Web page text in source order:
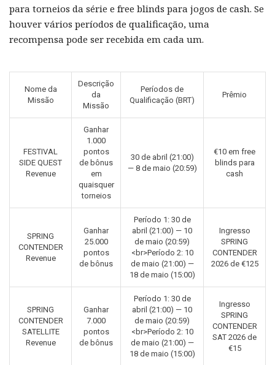
para torneios da série e free blinds para jogos de cash. Se
houver vários períodos de qualificação, uma
recompensa pode ser recebida em cada um.
Nome da
Missão
Descrição
da
Missão
Períodos de
Qualificação (BRT)
Prêmio
FESTIVAL
SIDE QUEST
Revenue
Ganhar
1.000
pontos
de bônus
em
quaisquer
torneios
30 de abril (21:00)
— 8 de maio (20:59)
€10 em free
blinds para
cash
SPRING
CONTENDER
Revenue
Ganhar
25.000
pontos
de bônus
Período 1: 30 de
abril (21:00) — 10
de maio (20:59)
<br>Período 2: 10
de maio (21:00) —
18 de maio (15:00)
Ingresso
SPRING
CONTENDER
2026 de €125
SPRING
CONTENDER
SATELLITE
Revenue
Ganhar
7.000
pontos
de bônus
Período 1: 30 de
abril (21:00) — 10
de maio (20:59)
<br>Período 2: 10
de maio (21:00) —
18 de maio (15:00)
Ingresso
SPRING
CONTENDER
SAT 2026 de
€15